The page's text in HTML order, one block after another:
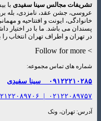
تشریفات مجالس سینا سفیدی
عروسی، جشن عقد، نامزدی، بله
خانوادگی، ایونت و افتتاحیه و
پسندان می باشد. ما با در
در تهران و اطراف تهران انتخاب
> Follow for more
شماره های تماس مجموعه:
۰۹۱۲۲۲۱۰۲۸۵ سینا سفیدی
۰۲۱۲۲۰۸۹۷۵۷
آدرس: تهران، ونک